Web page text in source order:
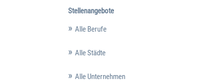
Stellenangebote
Alle Berufe
Alle Städte
Alle Unternehmen